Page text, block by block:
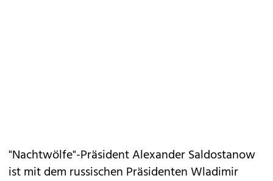
"Nachtwölfe"-Präsident Alexander Saldostanow
ist mit dem russischen Präsidenten Wladimir